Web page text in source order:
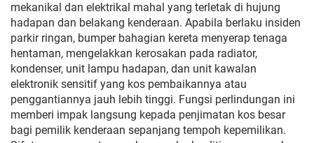
mekanikal dan elektrikal mahal yang terletak di hujung
hadapan dan belakang kenderaan. Apabila berlaku insiden
parkir ringan, bumper bahagian kereta menyerap tenaga
hentaman, mengelakkan kerosakan pada radiator,
kondenser, unit lampu hadapan, dan unit kawalan
elektronik sensitif yang kos pembaikannya atau
penggantiannya jauh lebih tinggi. Fungsi perlindungan ini
memberi impak langsung kepada penjimatan kos besar
bagi pemilik kenderaan sepanjang tempoh kepemilikan.